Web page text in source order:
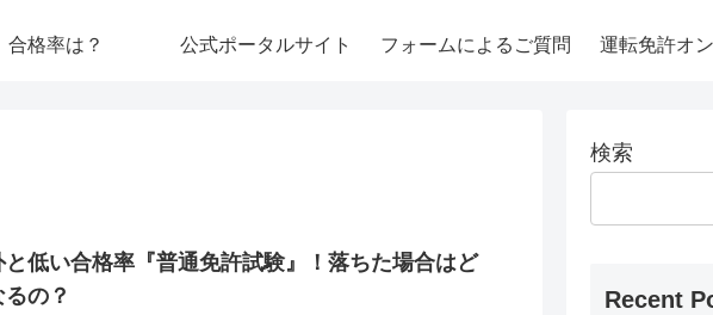
合格率は？ 公式ポータルサイト フォームによるご質問 運転免許オ
と低い合格率『普通免許試験』！落ちた場合はど
るの？
検索
Recent